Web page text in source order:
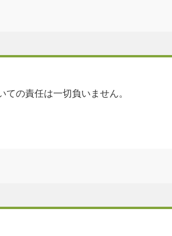
の責任は一切負いません。